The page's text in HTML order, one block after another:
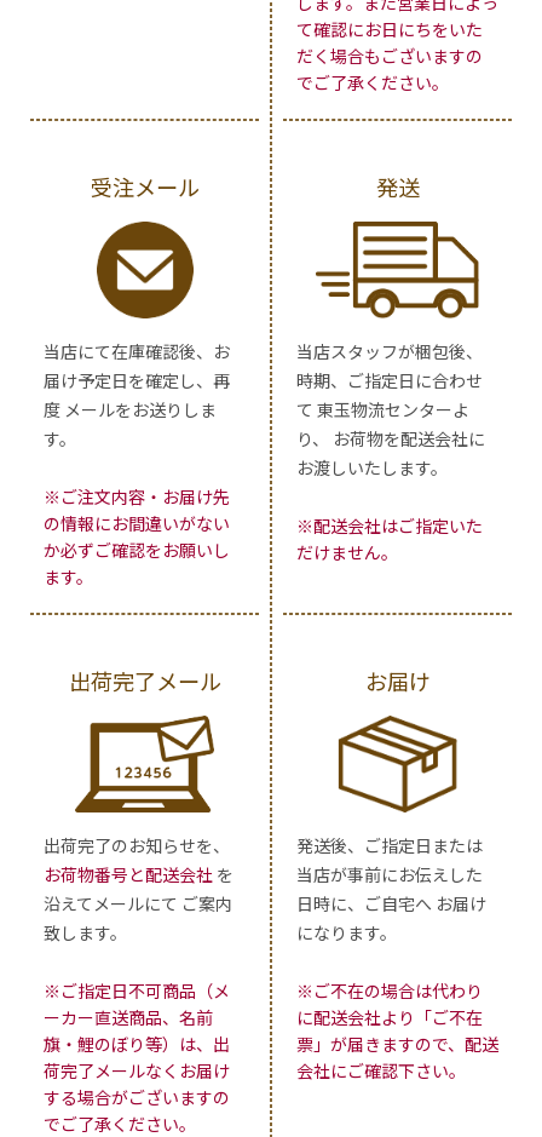
て確認にお日にちをいた
だく場合もございますの
でご了承ください。
受注メール
当店にて在庫確認後、お
届け予定日を確定し、再
度 メールをお送りしま
す。
※ご注文内容・お届け先
の情報にお間違いがない
か必ずご確認をお願いし
ます。
発送
当店スタッフが梱包後、
時期、ご指定日に合わせ
て 東玉物流センターよ
り、 お荷物を配送会社に
お渡しいたします。
※配送会社はご指定いた
だけません。
出荷完了メール
出荷完了のお知らせを、
お荷物番号と配送会社 を
沿えてメールにて ご案内
致します。
※ご指定日不可商品（メ
ーカー直送商品、名前
旗・鯉のぼり等）は、出
荷完了メールなくお届け
する場合がございますの
でご了承ください。
お届け
発送後、ご指定日または
当店が事前にお伝えした
日時に、ご自宅へ お届け
になります。
※ご不在の場合は代わり
に配送会社より「ご不在
票」が届きますので、配送
会社にご確認下さい。